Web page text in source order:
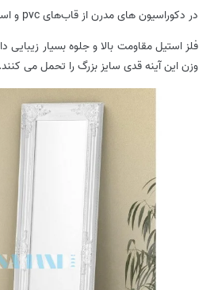
در دکوراسیون های مدرن از قاب‌های pvc و استیل بیشتر استفاده می شود.
وزن این آینه‌ قدی سایز بزرگ را تحمل می کنند.